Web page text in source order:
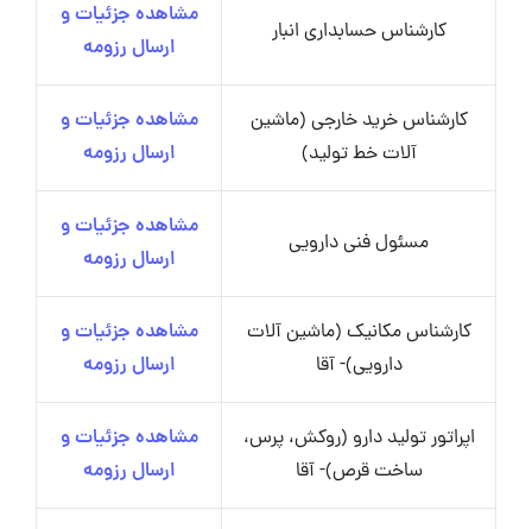
کارشناس حسابداری انبار
مشاهده جزئیات و
ارسال رزومه
کارشناس خرید خارجی (ماشین
آلات خط تولید)
مشاهده جزئیات و
ارسال رزومه
مسئول فنی دارویی
مشاهده جزئیات و
ارسال رزومه
کارشناس مکانیک (ماشین آلات
دارویی)- آقا
مشاهده جزئیات و
ارسال رزومه
اپراتور تولید دارو (روکش، پرس،
ساخت قرص)- آقا
مشاهده جزئیات و
ارسال رزومه